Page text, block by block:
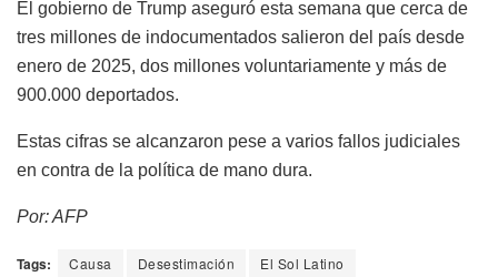
El gobierno de Trump aseguró esta semana que cerca de
tres millones de indocumentados salieron del país desde
enero de 2025, dos millones voluntariamente y más de
900.000 deportados.
Estas cifras se alcanzaron pese a varios fallos judiciales
en contra de la política de mano dura.
Por: AFP
Tags: Causa Desestimación El Sol Latino